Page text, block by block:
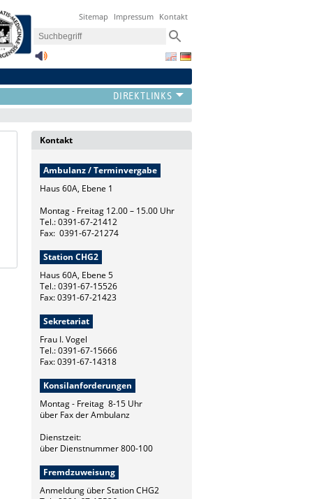
Sitemap Impressum Kontakt
Kontakt
Ambulanz / Terminvergabe
Haus 60A, Ebene 1
Montag - Freitag 12.00 – 15.00 Uhr
Tel.: 0391-67-21412
Fax: 0391-67-21274
Station CHG2
Haus 60A, Ebene 5
Tel.: 0391-67-15526
Fax: 0391-67-21423
Sekretariat
Frau I. Vogel
Tel.: 0391-67-15666
Fax: 0391-67-14318
Konsilanforderungen
Montag - Freitag 8-15 Uhr
über Fax der Ambulanz
Dienstzeit:
über Dienstnummer 800-100
Fremdzuweisung
Anmeldung über Station CHG2